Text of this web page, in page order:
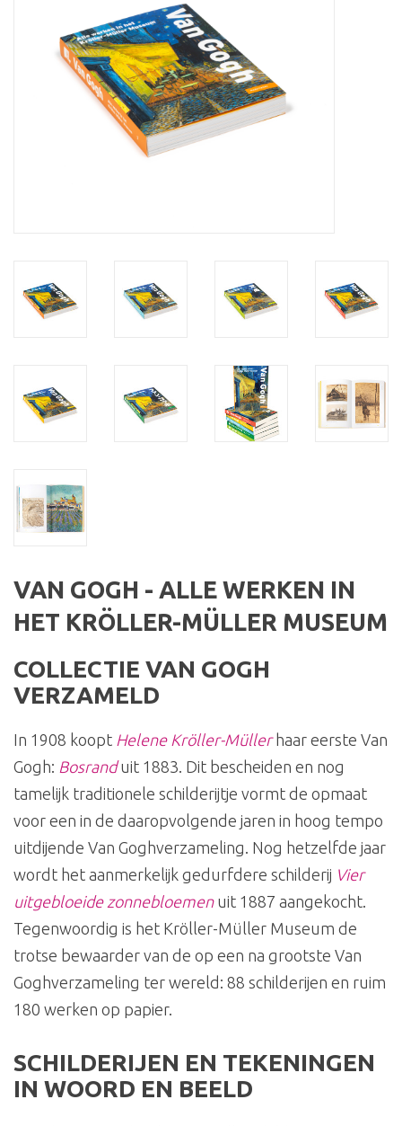
VAN GOGH - ALLE WERKEN IN
HET KRÖLLER-MÜLLER MUSEUM
COLLECTIE VAN GOGH
VERZAMELD
In 1908 koopt Helene Kröller-Müllerhaar eerste Van
Gogh: Bosranduit 1883. Dit bescheiden en nog
tamelijk traditionele schilderijtje vormt de opmaat
voor een in de daaropvolgende jaren in hoog tempo
uitdijende Van Goghverzameling. Nog hetzelfde jaar
wordt het aanmerkelijk gedurfdere schilderij Vier
uitgebloeide zonnebloemenuit 1887 aangekocht.
Tegenwoordig is het Kröller-Müller Museum de
trotse bewaarder van de op een na grootste Van
Goghverzameling ter wereld: 88 schilderijen en ruim
180 werken op papier.
SCHILDERIJEN EN TEKENINGEN
IN WOORD EN BEELD